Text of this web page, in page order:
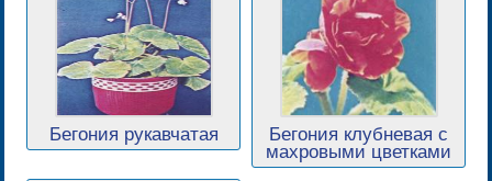
Бегония рукавчатая
Бегония клубневая с
махровыми цветками